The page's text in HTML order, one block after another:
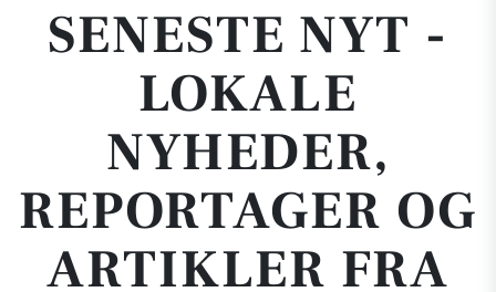
SENESTE NYT -
LOKALE
NYHEDER,
REPORTAGER OG
ARTIKLER FRA